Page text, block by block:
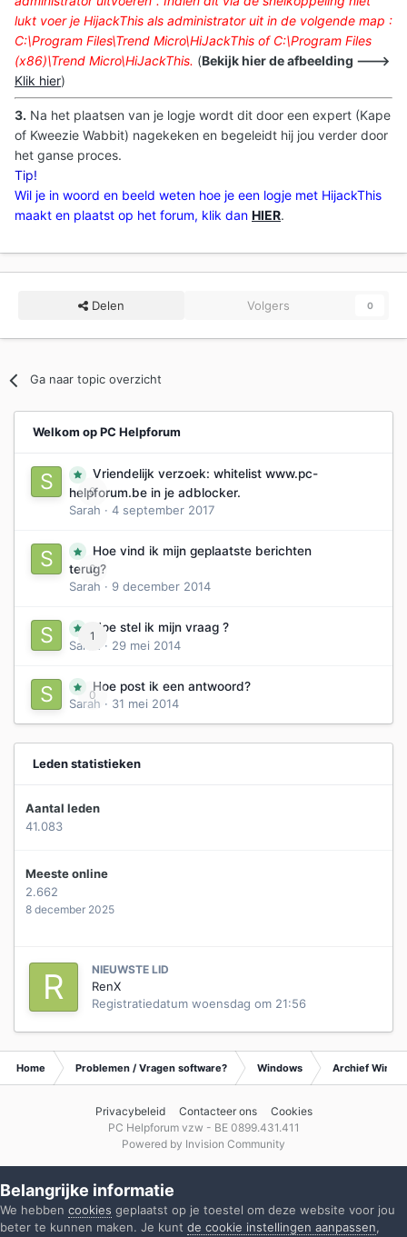
lukt voer je HijackThis als administrator uit in de volgende map :
C:\Program Files\Trend Micro\HiJackThis of C:\Program Files
(x86)\Trend Micro\HiJackThis. (Bekijk hier de afbeelding --->
Klik hier)
3. Na het plaatsen van je logje wordt dit door een expert (Kape
of Kweezie Wabbit) nagekeken en begeleidt hij jou verder door
het ganse proces.
Tip!
Wil je in woord en beeld weten hoe je een logje met HijackThis
maakt en plaatst op het forum, klik dan HIER.
Delen Volgers 0
Ga naar topic overzicht
Welkom op PC Helpforum
0
Vriendelijk verzoek: whitelist www.pc-
helpforum.be in je adblocker.
Sarah · 4 september 2017
0
Hoe vind ik mijn geplaatste berichten
terug?
Sarah · 9 december 2014
1
Hoe stel ik mijn vraag ?
Sarah
· 29 mei 2014
0
Hoe post ik een antwoord?
Sarah · 31 mei 2014
Leden statistieken
Aantal leden
41.083
Meeste online
2.662
8 december 2025
NIEUWSTE LID
RenX
Registratiedatum woensdag om 21:56
Home Problemen / Vragen software? Windows Archief
Privacybeleid Contacteer ons
Cookies
PC Helpforum vzw - BE 0899.431.411
Powered by Invision Community
Belangrijke informatie
We hebben cookies geplaatst op je toestel om deze website voor jou
beter te kunnen maken. Je kunt de cookie instellingen aanpassen,